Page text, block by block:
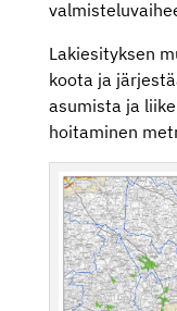
Lakiesityksen
koota ja
asumista ja
hoitaminen